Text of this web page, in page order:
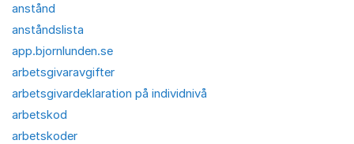
anstånd
anståndslista
app.bjornlunden.se
arbetsgivaravgifter
arbetsgivardeklaration på individnivå
arbetskod
arbetskoder